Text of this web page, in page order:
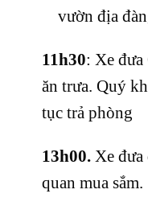
vườn địa
11h30: Xe đưa
ăn trưa. Quý
tục trả phòng
13h00.Xe đưa
quan mua sắm.